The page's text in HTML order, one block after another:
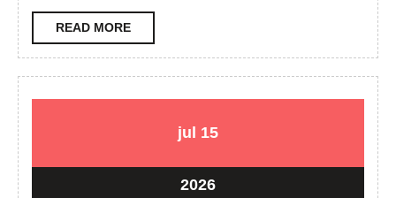
READ MOREREAD
MORE
jul 15
2026
1515
202615